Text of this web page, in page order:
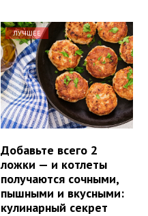
ЛУЧШЕЕ
Добавьте всего 2
ложки — и котлеты
получаются сочными,
пышными и вкусными:
кулинарный секрет